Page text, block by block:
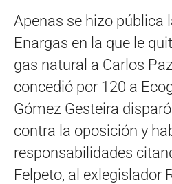
Apenas se hizo pública
Enargas en la que le
gas natural a Carlos
concedió por 120 a
Gómez Gesteira
contra la oposición y
responsabilidades
Felpeto, al exlegislador